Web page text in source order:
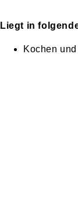
Liegt in
Kochen